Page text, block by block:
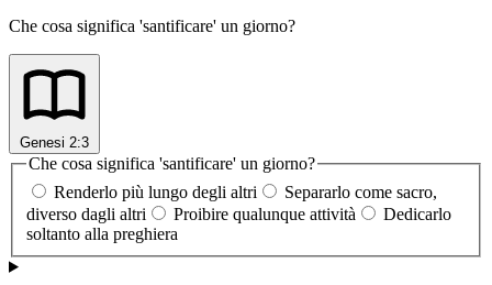
Che cosa significa 'santificare' un giorno?
Genesi 2:3
Che cosa significa 'santificare' un giorno?
Renderlo più lungo degli altri
Separarlo come sacro,
diverso dagli altri
Proibire qualunque attività
Dedicarlo
soltanto alla preghiera